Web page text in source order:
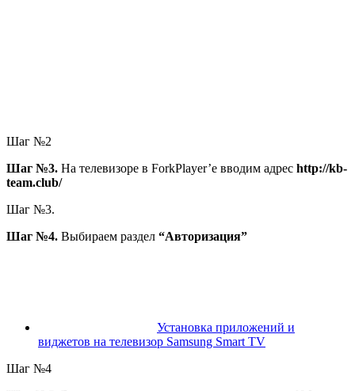
Шаг №2
Шаг №3. На телевизоре в ForkPlayer’е вводим адрес http://kb-
team.club/
Шаг №3.
Шаг №4. Выбираем раздел “Авторизация”
Установка приложений и
виджетов на телевизор Samsung Smart TV
Шаг №4